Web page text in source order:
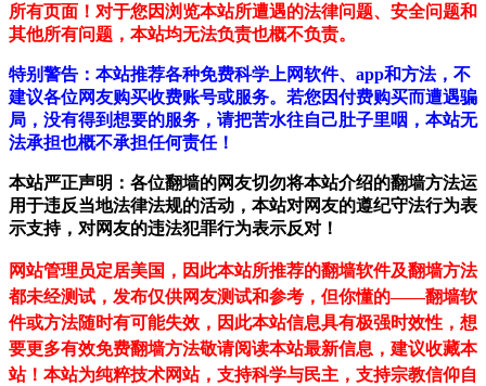
所有页面！对于您因浏览本站所遭遇的法律问题、安全问题和
其他所有问题，本站均无法负责也概不负责。
特别警告：本站推荐各种免费科学上网软件、app和方法，不
建议各位网友购买收费账号或服务。若您因付费购买而遭遇骗
局，没有得到想要的服务，请把苦水往自己肚子里咽，本站无
法承担也概不承担任何责任！
本站严正声明：各位翻墙的网友切勿将本站介绍的翻墙方法运
用于违反当地法律法规的活动，本站对网友的遵纪守法行为表
示支持，对网友的违法犯罪行为表示反对！
网站管理员定居美国，因此本站所推荐的翻墙软件及翻墙方法
都未经测试，发布仅供网友测试和参考，但你懂的——翻墙软
件或方法随时有可能失效，因此本站信息具有极强时效性，想
要更多有效免费翻墙方法敬请阅读本站最新信息，建议收藏本
站！ 本站为纯粹技术网站，支持科学与民主，支持宗教信仰自